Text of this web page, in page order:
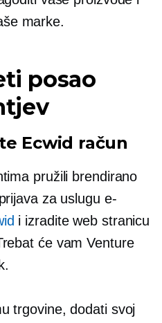
marke.
posao
Ecwid račun
pružili brendirano
za uslugu e-
i izradite web stranicu
će vam Venture
trgovine, dodati svoj